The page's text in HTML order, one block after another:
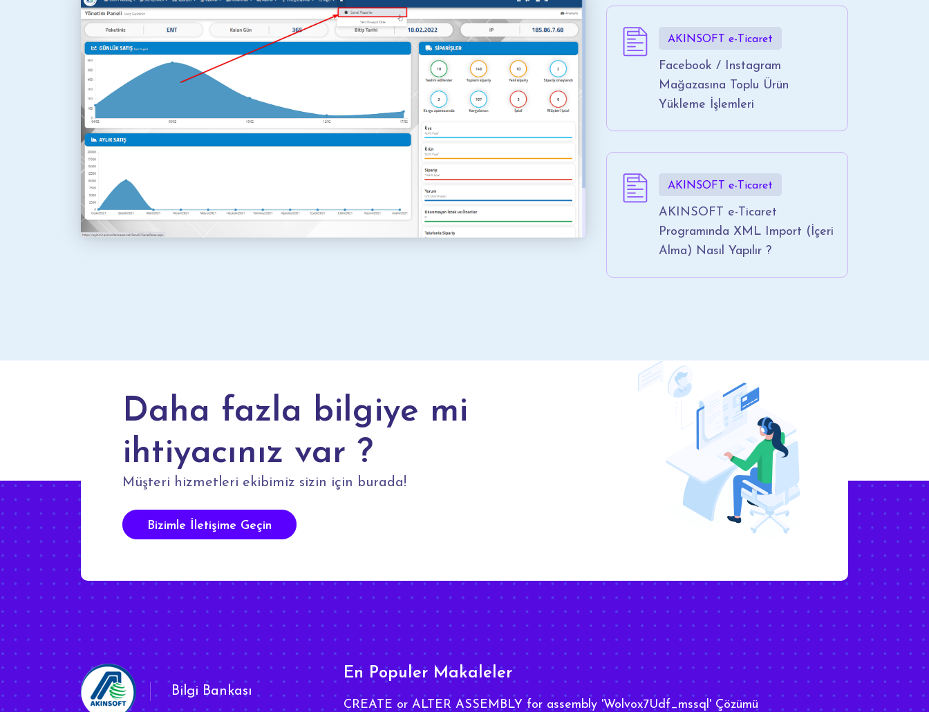
AKINSOFT e-Ticaret
Facebook / Instagram
Mağazasına Toplu Ürün
Yükleme İşlemleri
AKINSOFT e-Ticaret
AKINSOFT e-Ticaret
Programında XML Import (İçeri
Alma) Nasıl Yapılır ?
Daha fazla bilgiye mi
ihtiyacınız var ?
Müşteri hizmetleri ekibimiz sizin için burada!
Bizimle İletişime Geçin
Bilgi Bankası
En Populer Makaleler
CREATE or ALTER ASSEMBLY for assembly 'Wolvox7Udf_mssql' Çözümü